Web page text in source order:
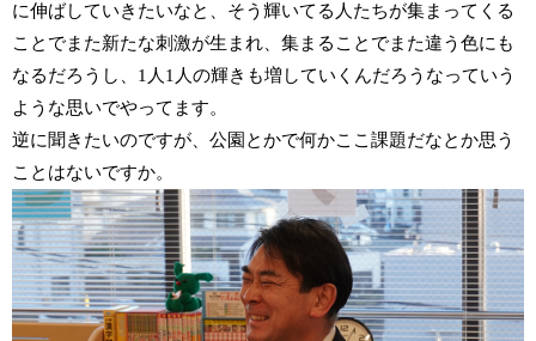
に伸ばしていきたいなと、そう輝いてる人たちが集まってくる
ことでまた新たな刺激が生まれ、集まることでまた違う色にも
なるだろうし、1人1人の輝きも増していくんだろうなっていう
ような思いでやってます。
逆に聞きたいのですが、公園とかで何かここ課題だなとか思う
ことはないですか。